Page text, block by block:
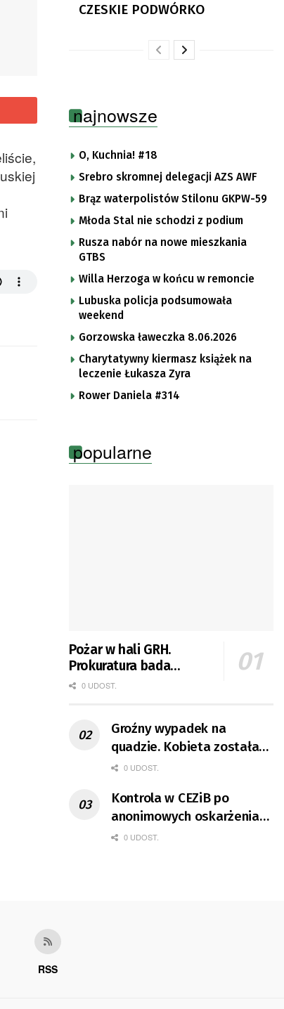
CZESKIE PODWÓRKO
najnowsze
O, Kuchnia! #18
Srebro skromnej delegacji AZS AWF
Brąz waterpolistów Stilonu GKPW-59
Młoda Stal nie schodzi z podium
Rusza nabór na nowe mieszkania
GTBS
Willa Herzoga w końcu w remoncie
Lubuska policja podsumowała
weekend
Gorzowska ławeczka 8.06.2026
Charytatywny kiermasz książek na
leczenie Łukasza Zyra
Rower Daniela #314
popularne
Pożar w hali GRH.
Prokuratura bada
okoliczności zdarzenia
0 UDOST.
Groźny wypadek na
quadzie. Kobieta została
ranna
0 UDOST.
Kontrola w CEZiB po
anonimowych oskarżeniach
m.in. o mobbing
0 UDOST.
RSS